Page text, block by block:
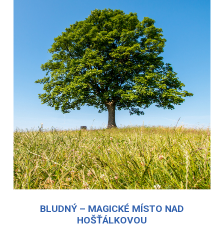
BLUDNÝ – MAGICKÉ MÍSTO NAD
HOŠŤÁLKOVOU